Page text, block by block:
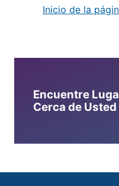
Inicio de la
Encuentre
Cerca de Usted